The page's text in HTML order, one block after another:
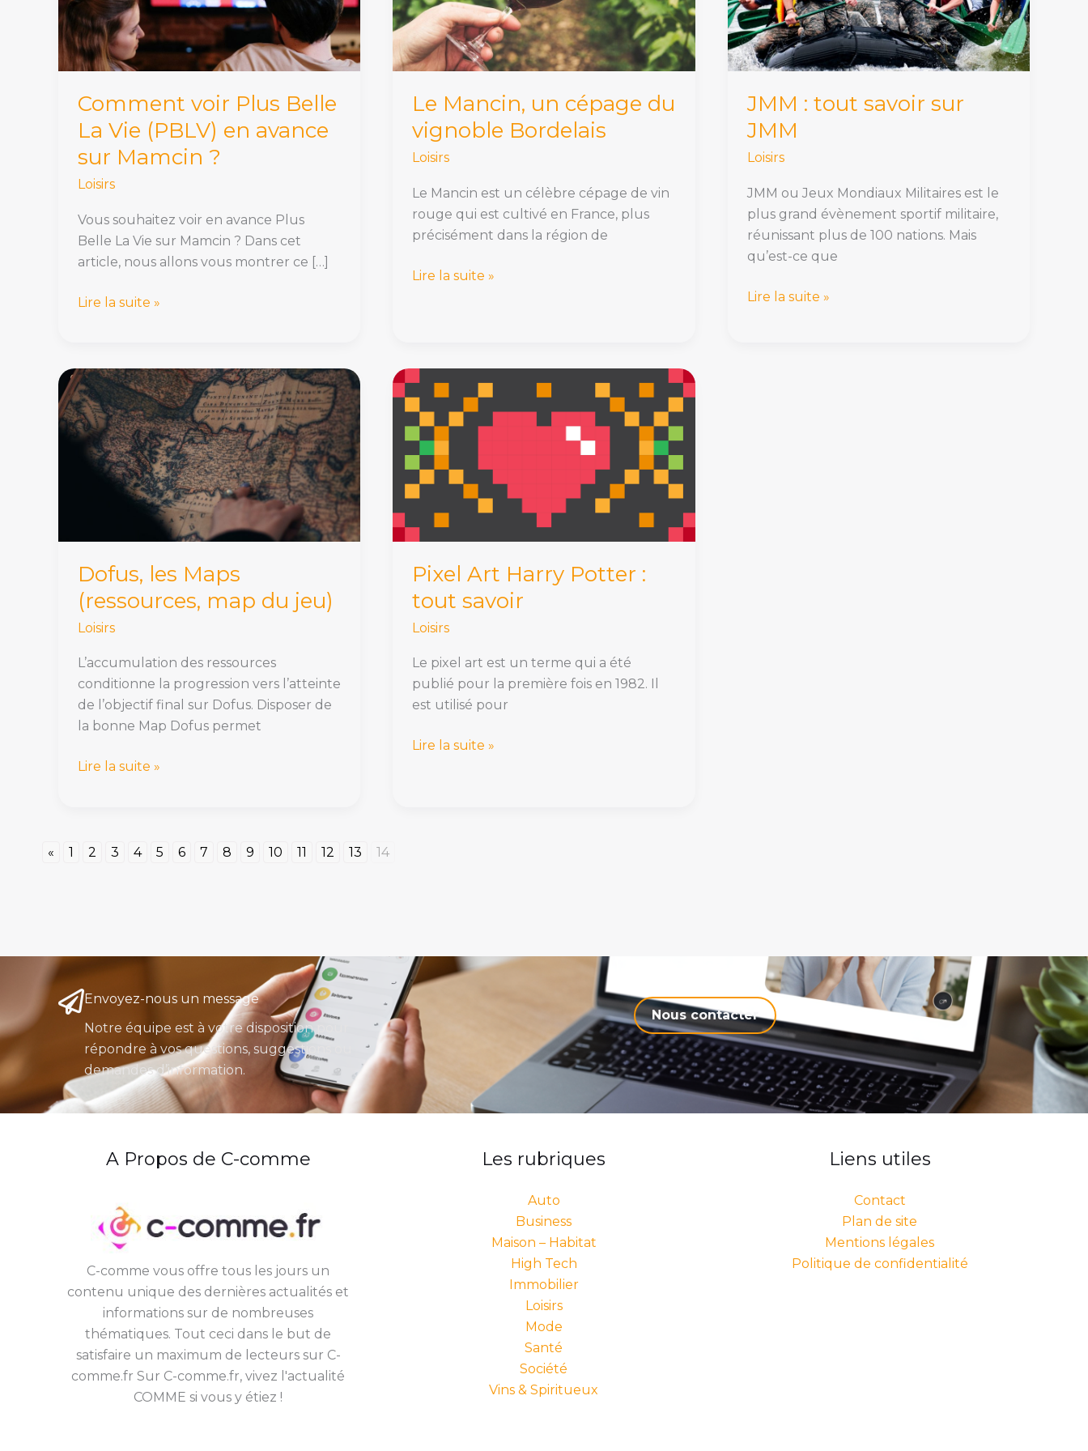
Comment voir Plus Belle
La Vie (PBLV) en avance
sur Mamcin ?
Loisirs
Vous souhaitez voir en avance Plus
Belle La Vie sur Mamcin ? Dans cet
article, nous allons vous montrer ce […]
Vie
(PBLV)
en
avance
sur
Mamcin
?
Lire la suite »
Le Mancin, un cépage du
vignoble Bordelais
Loisirs
Le Mancin est un célèbre cépage de vin
rouge qui est cultivé en France, plus
précisément dans la région de
vignoble
Bordelais
Lire la suite »
JMM : tout savoir sur
JMM
Loisirs
JMM ou Jeux Mondiaux Militaires est le
plus grand évènement sportif militaire,
réunissant plus de 100 nations. Mais
qu’est-ce que
JMM
Lire la suite »
Dofus, les Maps
(ressources, map du jeu)
Loisirs
L’accumulation des ressources
conditionne la progression vers l’atteinte
de l’objectif final sur Dofus. Disposer de
la bonne Map Dofus permet
Dofus,
les
Maps
(ressources,
map
Lire la suite »
Pixel Art Harry Potter :
tout savoir
Loisirs
Le pixel art est un terme qui a été
publié pour la première fois en 1982. Il
est utilisé pour
Art
Potter
tout
Lire la suite »
« 1 2 3 4 5 6 7 8 9 10 11 12 13 14
Envoyez-nous un message
Notre équipe est à votre disposition pour
répondre à vos questions, suggestions ou
demandes d’information.
Nous contacter
A Propos de C-comme
C-comme vous offre tous les jours un
contenu unique des dernières actualités et
informations sur de nombreuses
thématiques. Tout ceci dans le but de
satisfaire un maximum de lecteurs sur C-
comme.fr Sur C-comme.fr, vivez l'actualité
COMME si vous y étiez !
Les rubriques
Auto
Business
Maison – Habitat
High Tech
Immobilier
Loisirs
Mode
Santé
Société
Vins & Spiritueux
Liens utiles
Contact
Plan de site
Mentions légales
Politique de confidentialité